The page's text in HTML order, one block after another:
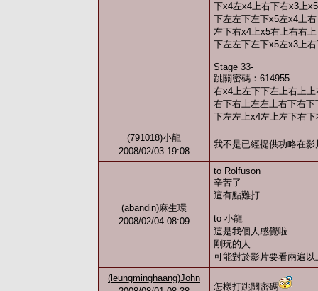
下x4左x4上右下右x3上
下左左下左下x5左x4上右
左下右x4上x5右上右右上
下左左下左下x5左x3上
Stage 33-
跳關密碼：614955
右x4上左下下左上右上上
右下右上左左上右下右
下左左上x4左上左下右
(791018)小龍
2008/02/03 19:08
我不是已經提供功略在
(abandin)麻生環
2008/02/04 08:09
to Rolfuson
辛苦了
這有點難打
to 小龍
這是我個人感覺啦
剛玩的人
可能對於影片要看兩遍
(leungminghaang)John
怎樣打跳關密碼